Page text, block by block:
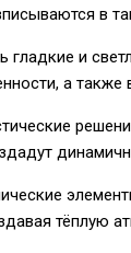
в
и
а также
тёплую